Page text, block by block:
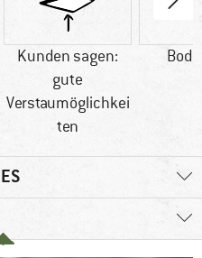
Kunden sagen:
gute
Verstaumöglichkei
ten